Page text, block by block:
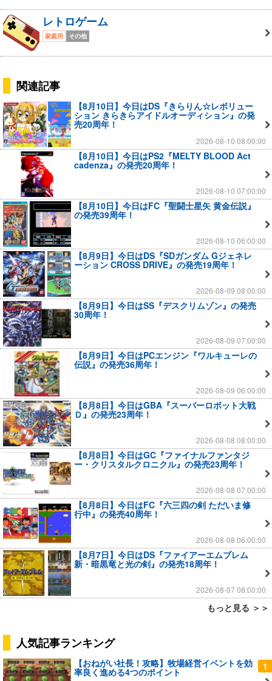
レトロゲーム
家庭用 その他
関連記事
【8月10日】今日はDS『きらりん☆レボリュー
ション きらきらアイドルオーディション』の発
売20周年！
2026-08-10 08:00:00
【8月10日】今日はPS2『MELTY BLOOD Act
cadenza』の発売20周年！
2026-08-10 07:00:00
【8月10日】今日はFC『聖闘士星矢 黄金伝説』
の発売39周年！
2026-08-10 06:00:00
【8月9日】今日はDS『SDガンダム Gジェネレ
ーション CROSS DRIVE』の発売19周年！
2026-08-09 08:00:00
【8月9日】今日はSS『デスクリムゾン』の発売
30周年！
2026-08-09 07:00:00
【8月9日】今日はPCエンジン『ワルキューレの
伝説』の発売36周年！
2026-08-09 06:00:00
【8月8日】今日はGBA『スーパーロボット大戦
Ｄ』の発売23周年！
2026-08-08 08:00:00
【8月8日】今日はGC『ファイナルファンタジ
ー・クリスタルクロニクル』の発売23周年！
2026-08-08 07:00:00
【8月8日】今日はFC『六三四の剣 ただいま修
行中』の発売40周年！
2026-08-08 06:00:00
【8月7日】今日はDS『ファイアーエムブレム
新・暗黒竜と光の剣』の発売18周年！
2026-08-07 08:00:00
もっと見る ＞＞
人気記事ランキング
1
【おねがい社長！攻略】牧場経営イベントを効
率良く進める4つのポイント